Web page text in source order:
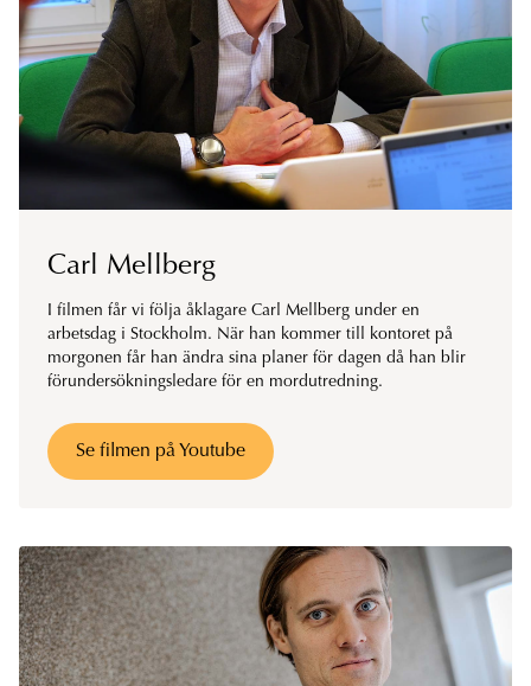
Carl Mellberg
I filmen får vi följa åklagare Carl Mellberg under en
arbetsdag i Stockholm. När han kommer till kontoret på
morgonen får han ändra sina planer för dagen då han blir
förundersökningsledare för en mordutredning.
Se filmen på Youtube